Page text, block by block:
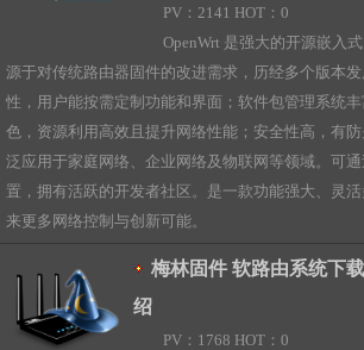
PV：2141 HOT：0
OpenWrt 是强大的开源嵌入
源于对传统路由器固件的改进需求，历经多个版本
性，用户能按需定制功能和界面；软件包管理系统
色，资源利用高效且提升网络性能；安全性高，有
泛应用于家庭网络、企业网络及物联网等领域。可
置，拥有活跃的开发者社区。是一款功能强大、灵
来更多网络控制与创新可能。
梅林固件 软路由系统下
绍
PV：1768 HOT：0